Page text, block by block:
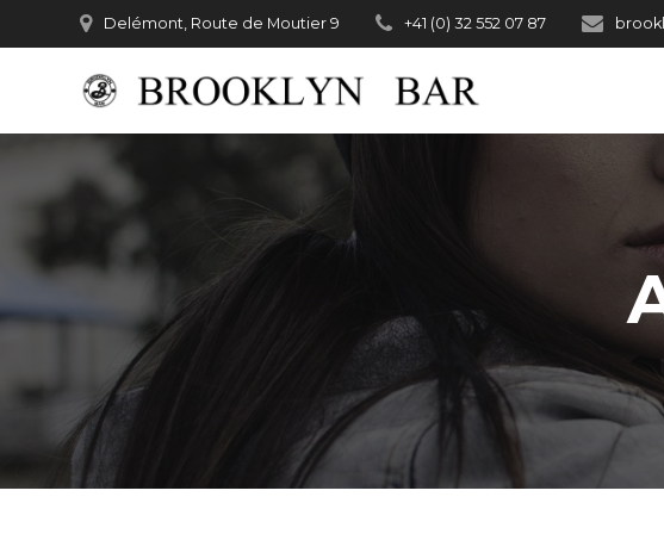
Delémont, Route de Moutier 9 +41 (0) 32 552 07 87